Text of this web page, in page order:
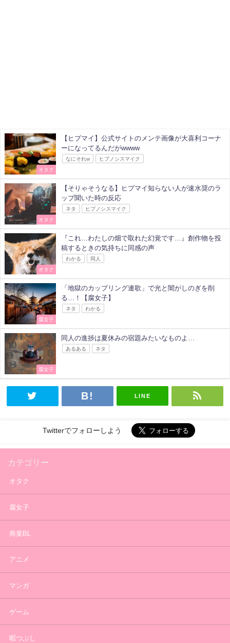
オタク
【ヒプマイ】公式サイトのメンテ画像が大喜利コーナ
ーになってるんだがwwww
なにそれw ヒプノシスマイク
オタク
【そりゃそうなる】ヒプマイ知らない人が速水奨のラ
ップ聞いた時の反応
ネタ ヒプノシスマイク
オタク
『これ…わたしの畑で取れた幻覚です…』創作物を投
稿するときの気持ちに同感の声
わかる 同人
腐女子
「地獄のカップリング連歌」で光と闇がしのぎを削
る…！【腐女子】
ネタ わかる
腐女子
同人の進捗は夏休みの宿題みたいなものよ…
あるある ネタ
LINE
Twitterでフォローしよう
カテゴリー
オタク
腐女子
商業BL
アニメ
マンガ
ゲーム
暇つぶし